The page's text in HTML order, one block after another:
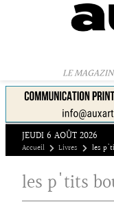
LE
JEUDI 6 AOÛT 2026
Accueil Livres les
les p'tits
Panneau de gestion